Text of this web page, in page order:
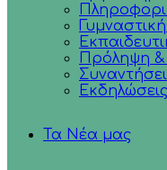
Πρόληψη &
Τα Νέα μας